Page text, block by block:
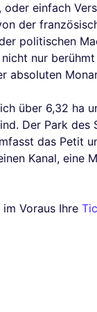
, oder einfach
der
politischen
nur
absoluten
über 6,32 ha
Der Park des
das Petit
Kanal, eine
Voraus Ihre